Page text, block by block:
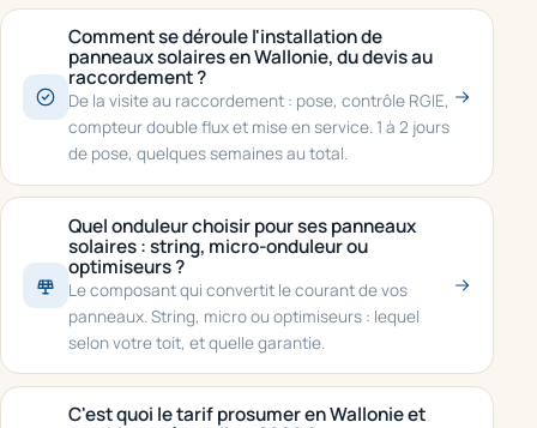
Comment se déroule l'installation de
panneaux solaires en Wallonie, du devis au
raccordement ?
De la visite au raccordement : pose, contrôle RGIE,
compteur double flux et mise en service. 1 à 2 jours
de pose, quelques semaines au total.
Quel onduleur choisir pour ses panneaux
solaires : string, micro-onduleur ou
optimiseurs ?
Le composant qui convertit le courant de vos
panneaux. String, micro ou optimiseurs : lequel
selon votre toit, et quelle garantie.
C'est quoi le tarif prosumer en Wallonie et